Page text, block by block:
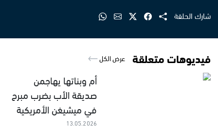
شارك الحلقة
فيديوهات متعلقة عرض الكل
أم وبناتها يهاجمن
صديقة الأب بضرب مبرح
في ميشيغن الأمريكية
13.05.2026